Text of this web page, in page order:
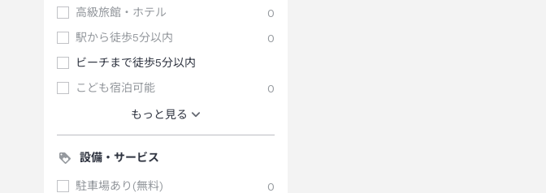
高級旅館・ホテル
0
駅から徒歩5分以内
0
ビーチまで徒歩5分以内
こども宿泊可能
0
もっと見る
設備・サービス
駐車場あり(無料)
0